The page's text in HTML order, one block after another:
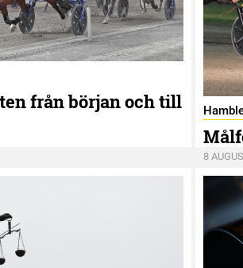
från början och till
8